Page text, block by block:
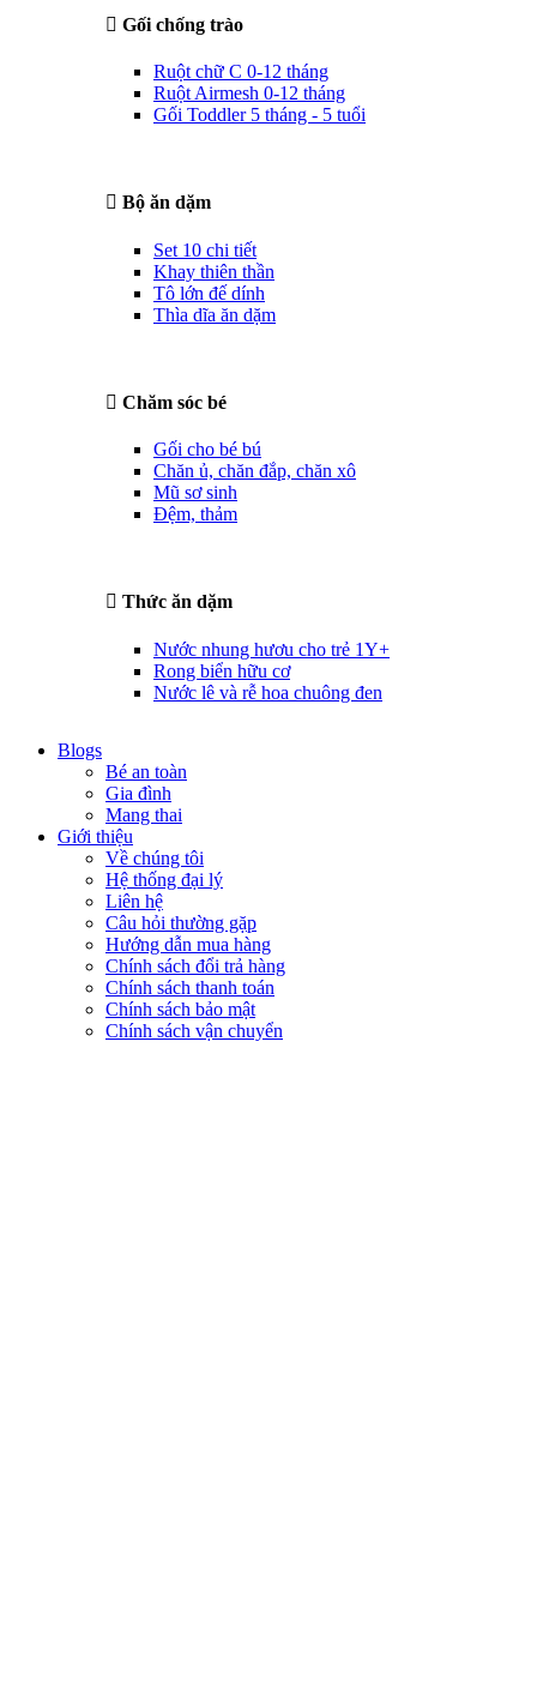
Gối chống trào
Ruột chữ C 0-12 tháng
Ruột Airmesh 0-12 tháng
Gối Toddler 5 tháng - 5 tuổi
Bộ ăn dặm
Set 10 chi tiết
Khay thiên thần
Tô lớn đế dính
Thìa dĩa ăn dặm
Chăm sóc bé
Gối cho bé bú
Chăn ủ, chăn đắp, chăn xô
Mũ sơ sinh
Đệm, thảm
Thức ăn dặm
Nước nhung hươu cho trẻ 1Y+
Rong biển hữu cơ
Nước lê và rễ hoa chuông đen
Blogs
Bé an toàn
Gia đình
Mang thai
Giới thiệu
Về chúng tôi
Hệ thống đại lý
Liên hệ
Câu hỏi thường gặp
Hướng dẫn mua hàng
Chính sách đổi trả hàng
Chính sách thanh toán
Chính sách bảo mật
Chính sách vận chuyển